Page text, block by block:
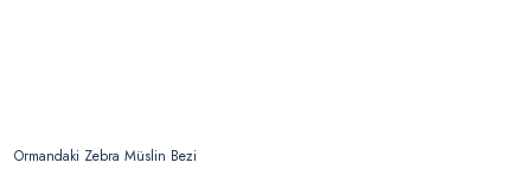
Ormandaki Zebra Müslin Bezi